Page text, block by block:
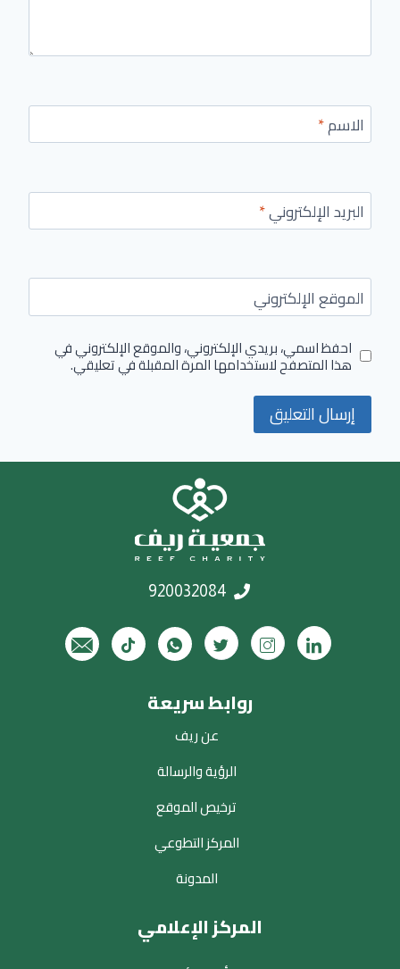
الاسم*
البريد الإلكتروني*
الموقع الإلكتروني
احفظ اسمي، بريدي الإلكتروني، والموقع الإلكتروني في
هذا المتصفح لاستخدامها المرة المقبلة في تعليقي.
920032084
روابط سريعة
عن ريف
الرؤية والرسالة
ترخيص الموقع
المركز التطوعي
المدونة
المركز الإعلامي